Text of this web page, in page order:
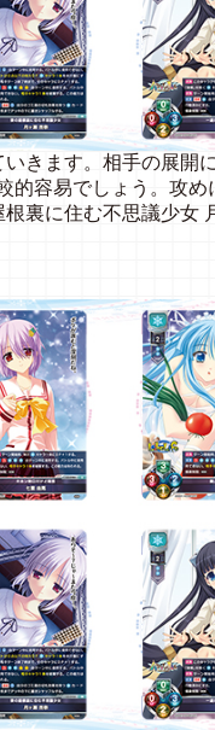
きます。相手の展開
的容易でしょう。攻
裏に住む不思議少女